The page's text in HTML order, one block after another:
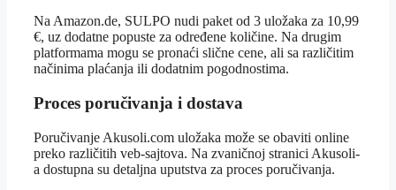
Na Amazon.de, SULPO nudi paket od 3 uložaka za 10,99
€, uz dodatne popuste za određene količine. Na drugim
platformama mogu se pronaći slične cene, ali sa različitim
načinima plaćanja ili dodatnim pogodnostima.
Proces poručivanja i dostava
Poručivanje Akusoli.com uložaka može se obaviti online
preko različitih veb-sajtova. Na zvaničnoj stranici Akusoli-
a dostupna su detaljna uputstva za proces poručivanja.